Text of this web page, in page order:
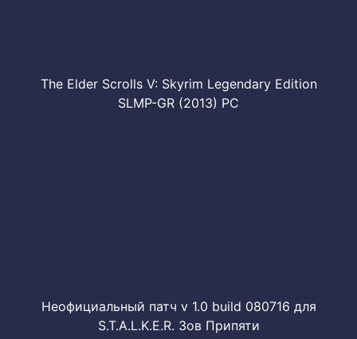
The Elder Scrolls V: Skyrim Legendary Edition
SLMP-GR (2013) PC
Неофициальный патч v 1.0 build 080716 для
S.T.A.L.K.E.R. Зов Припяти